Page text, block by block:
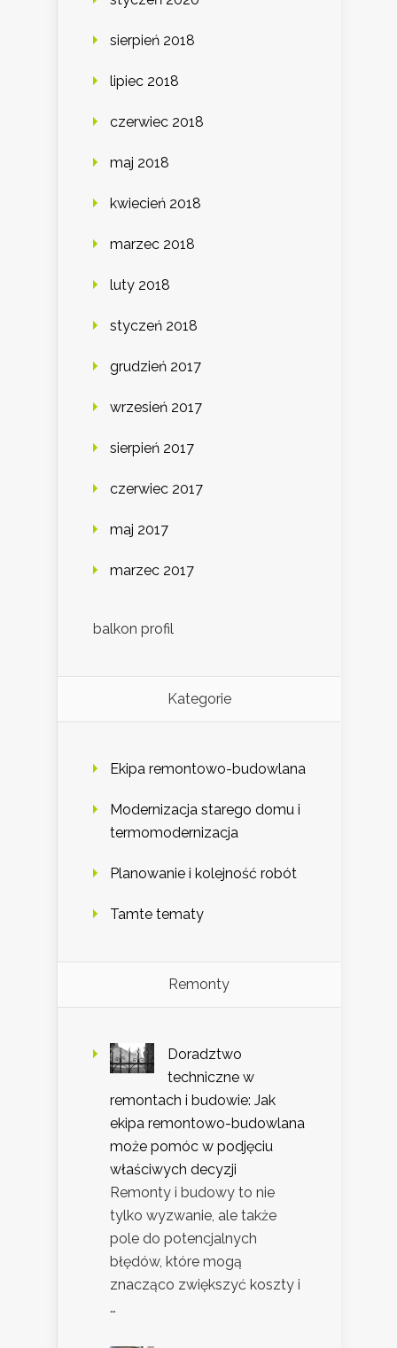
sierpień 2018
lipiec 2018
czerwiec 2018
maj 2018
kwiecień 2018
marzec 2018
luty 2018
styczeń 2018
grudzień 2017
wrzesień 2017
sierpień 2017
czerwiec 2017
maj 2017
marzec 2017
balkon profil
Kategorie
Ekipa remontowo-budowlana
Modernizacja starego domu i
termomodernizacja
Planowanie i kolejność robót
Tamte tematy
Remonty
Doradztwo
techniczne w
remontach i budowie: Jak
ekipa remontowo-budowlana
może pomóc w podjęciu
właściwych decyzji
Remonty i budowy to nie
tylko wyzwanie, ale także
pole do potencjalnych
błędów, które mogą
znacząco zwiększyć koszty i
…